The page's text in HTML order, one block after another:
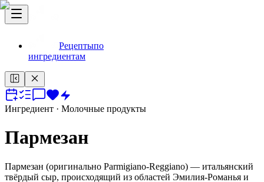
Рецептыпо
ингредиентам
Ингредиент · Молочные продукты
Пармезан
Пармезан (оригинально Parmigiano-Reggiano) — итальянский
твёрдый сыр, происходящий из областей Эмилия-Романья и